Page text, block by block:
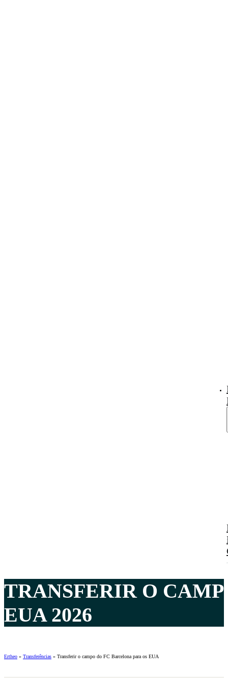
TRANSFERIR O
EUA 2026
Ertheo » Transferências » Transferir o campo do FC Barcelona para os EUA